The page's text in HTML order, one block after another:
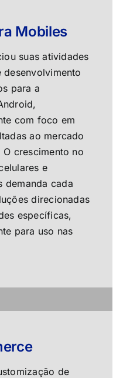
Mobiles
suas atividades
para a
com foco em
ao mercado
crescimento no
e
demanda cada
direcionadas
específicas,
para uso nas
de